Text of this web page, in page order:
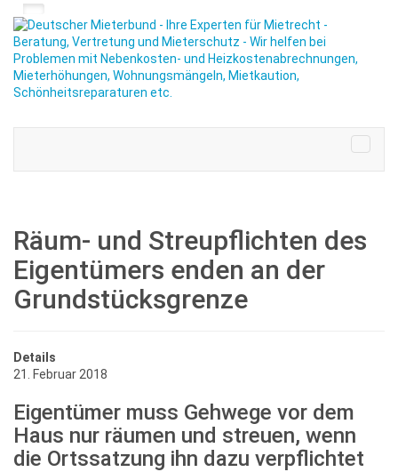
Räum- und Streupflichten des
Eigentümers enden an der
Grundstücksgrenze
Details
21. Februar 2018
Eigentümer muss Gehwege vor dem
Haus nur räumen und streuen, wenn
die Ortssatzung ihn dazu verpflichtet